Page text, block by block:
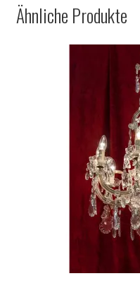
Ähnliche Produkte